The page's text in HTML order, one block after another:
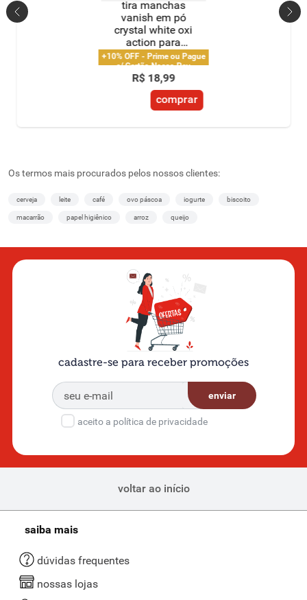
tira manchas
vanish em pó
crystal white oxi
action para
roupas brancas
refil econômico
240g
+10% OFF - Prime ou Pague
c/ Cartão Nosso Pay
R$ 18,99
comprar
Os termos mais procurados pelos nossos clientes:
cerveja leite café ovo páscoa iogurte biscoito
macarrão papel higiênico arroz queijo
cadastre-se para receber promoções
enviar
aceito a política de privacidade
voltar ao início
saiba mais
dúvidas frequentes
nossas lojas